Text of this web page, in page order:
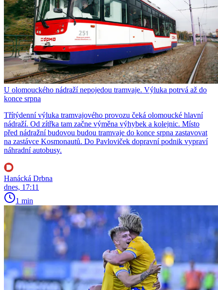
U olomouckého nádraží nepojedou tramvaje. Výluka potrvá až do
konce srpna
Třítýdenní výluka tramvajového provozu čeká olomoucké hlavní
nádraží. Od zítřka tam začne výměna výhybek a kolejnic. Místo
před nádražní budovou budou tramvaje do konce srpna zastavovat
na zastávce Kosmonautů. Do Pavloviček dopravní podnik vypraví
náhradní autobusy.
Hanácká Drbna
dnes, 17:11
1 min